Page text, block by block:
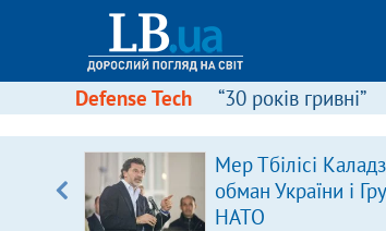
Defense Tech “30 років гривні”
Мер Тбілісі
обман України і
НАТО